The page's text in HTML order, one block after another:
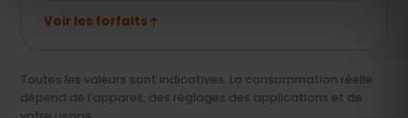
Voir les forfaits
Toutes les valeurs sont indicatives. La consommation réelle
dépend de l'appareil, des réglages des applications et de